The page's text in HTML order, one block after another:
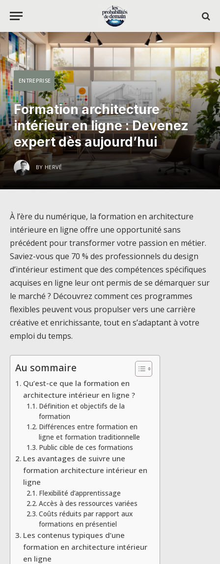
ENTREPRISE
Formation architecture
intérieur en ligne : Devenez
expert dès aujourd’hui
BY HERVÉ
À l’ère du numérique, la formation en architecture
intérieure en ligne offre une opportunité sans
précédent pour transformer votre passion en métier.
Saviez-vous que 70 % des professionnels du design
d’intérieur estiment que des compétences spécifiques
acquises en ligne leur ont permis de se démarquer sur
le marché ? Découvrez comment ces programmes
flexibles peuvent vous propulser vers une carrière
créative et enrichissante, tout en s’adaptant à votre
emploi du temps.
Au sommaire
Qu’est-ce que la formation en
architecture intérieur en ligne ?
Définition et objectifs de la
formation
Différences entre formation en
ligne et formation traditionnelle
Public cible de ces formations
Les avantages de suivre une
formation architecture intérieur en
ligne
Flexibilité d’apprentissage
Accès à des ressources variées
Coûts réduits par rapport aux
formations en présentiel
Les contenus typiques d’une
formation en architecture intérieur
en ligne